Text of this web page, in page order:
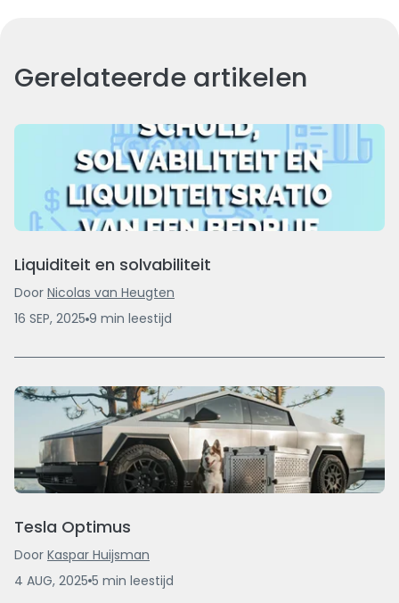
Gerelateerde artikelen
Liquiditeit en solvabiliteit
Door Nicolas van Heugten
16 SEP, 2025 9 min leestijd
Tesla Optimus
Door Kaspar Huijsman
4 AUG, 2025 5 min leestijd